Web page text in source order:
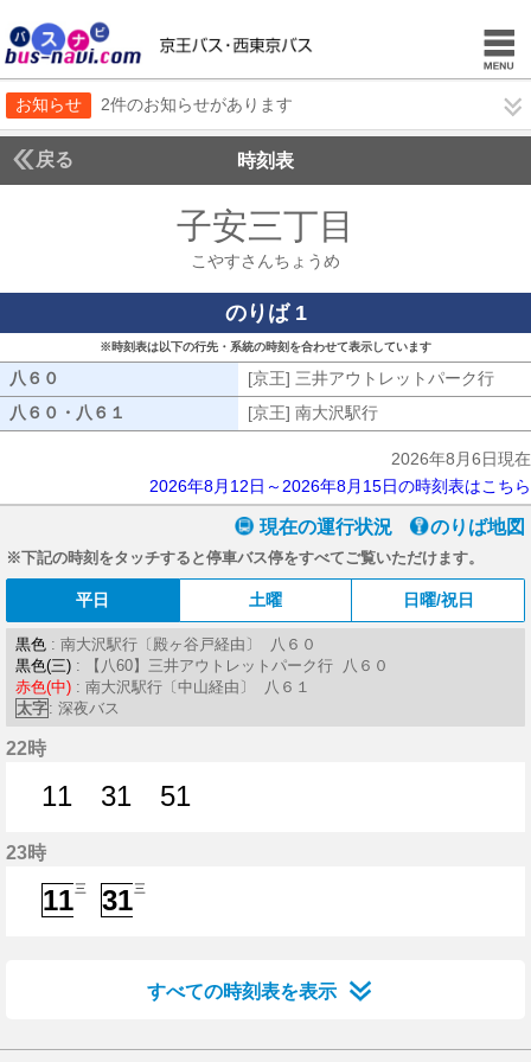
お知らせ 2件のお知らせがあります
戻る 時刻表
子安三丁目
こやすさんちょうめ
のりば 1
※時刻表は以下の行先・系統の時刻を合わせて表示しています
八６０ [京王] 三井アウトレットパーク行
八６０・八６１
[京王] 南大沢駅行
2026年8月6日現在
2026年8月12日～2026年8月15日の時刻表はこちら
現在の運行状況 のりば地図
※下記の時刻をタッチすると停車バス停をすべてご覧いただけます。
平日 土曜 日曜/祝日
黒色 : 南大沢駅行〔殿ヶ谷戸経由〕 八６０
黒色(三) : 【八60】三井アウトレットパーク行 八６０
赤色(中) : 南大沢駅行〔中山経由〕 八６１
太字: 深夜バス
22時
11
31
51
23時
11三
31三
すべての時刻表を表示